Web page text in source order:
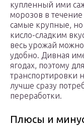
купленный ими
морозов в
самые крупные,
кисло-сладким
весь урожай можно
удобно. Дивная
ягодах, поэтому
транспортировки
лучше сразу
переработки.
Плюсы и